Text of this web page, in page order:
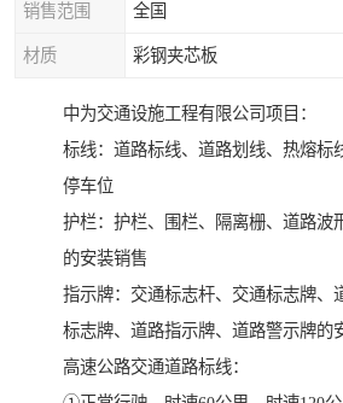
销售范围 全国
材质 彩钢夹芯板
中为交通设施工程有限公司项目：
标线：道路标线、道路划线、热熔标
停车位
护栏：护栏、围栏、隔离栅、道路波
的安装销售
指示牌：交通标志杆、交通标志牌、
标志牌、道路指示牌、道路警示牌的
高速公路交通道路标线：